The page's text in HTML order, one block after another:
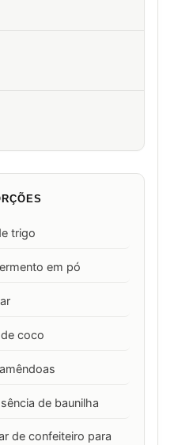
trigo
em pó
coco
de baunilha
de confeiteiro para